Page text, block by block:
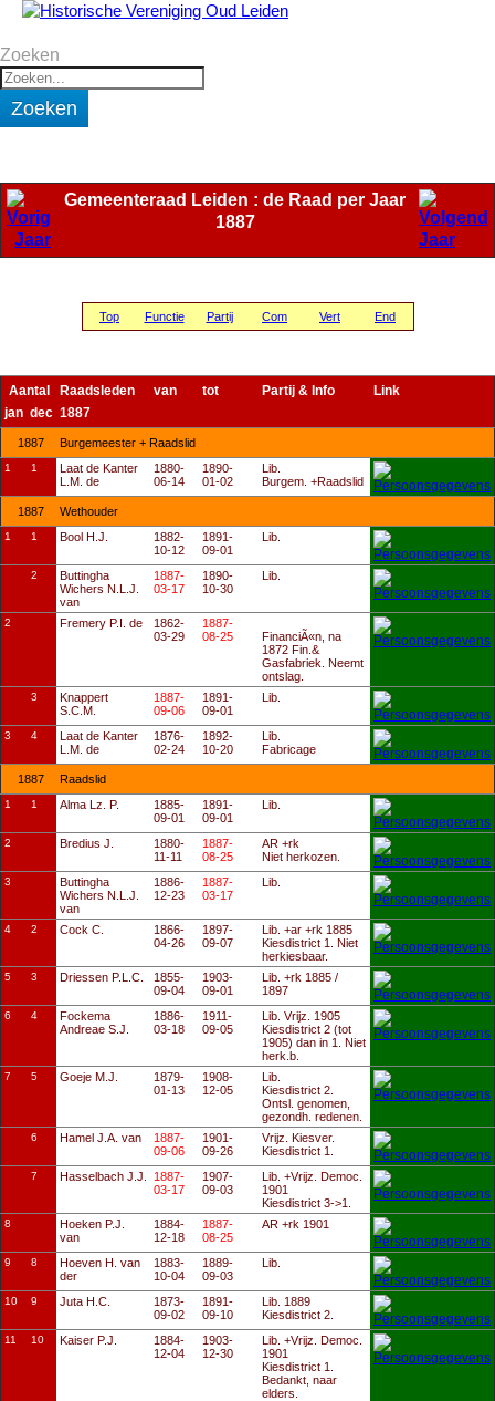
Zoeken
Zoeken
Gemeenteraad Leiden : de Raad per Jaar
1887
Top Functie Partij Com Vert End
Aantal
jan dec
Raadsleden
1887
van tot Partij & Info Link
1887 Burgemeester + Raadslid
1 1
Laat de Kanter
L.M. de
1880-
06-14
1890-
01-02
Lib.
Burgem. +Raadslid
1887 Wethouder
1 1 Bool H.J.
1882-
10-12
1891-
09-01
Lib.
2
Buttingha
Wichers N.L.J.
van
1887-
03-17
1890-
10-30
Lib.
2 Fremery P.I. de
1862-
03-29
1887-
08-25
FinanciÃ«n, na
1872 Fin.&
Gasfabriek. Neemt
ontslag.
3
Knappert
S.C.M.
1887-
09-06
1891-
09-01
Lib.
3 4
Laat de Kanter
L.M. de
1876-
02-24
1892-
10-20
Lib.
Fabricage
1887 Raadslid
1 1 Alma Lz. P.
1885-
09-01
1891-
09-01
Lib.
2 Bredius J.
1880-
11-11
1887-
08-25
AR +rk
Niet herkozen.
3
Buttingha
Wichers N.L.J.
van
1886-
12-23
1887-
03-17
Lib.
4 2 Cock C.
1866-
04-26
1897-
09-07
Lib. +ar +rk 1885
Kiesdistrict 1. Niet
herkiesbaar.
5 3 Driessen P.L.C.
1855-
09-04
1903-
09-01
Lib. +rk 1885 /
1897
6 4
Fockema
Andreae S.J.
1886-
03-18
1911-
09-05
Lib. Vrijz. 1905
Kiesdistrict 2 (tot
1905) dan in 1. Niet
herk.b.
7 5 Goeje M.J.
1879-
01-13
1908-
12-05
Lib.
Kiesdistrict 2.
Ontsl. genomen,
gezondh. redenen.
6 Hamel J.A. van
1887-
09-06
1901-
09-26
Vrijz. Kiesver.
Kiesdistrict 1.
7 Hasselbach J.J.
1887-
03-17
1907-
09-03
Lib. +Vrijz. Democ.
1901
Kiesdistrict 3->1.
8
Hoeken P.J.
van
1884-
12-18
1887-
08-25
AR +rk 1901
9 8
Hoeven H. van
der
1883-
10-04
1889-
09-03
Lib.
10 9 Juta H.C.
1873-
09-02
1891-
09-10
Lib. 1889
Kiesdistrict 2.
11 10 Kaiser P.J.
1884-
12-04
1903-
12-30
Lib. +Vrijz. Democ.
1901
Kiesdistrict 1.
Bedankt, naar
elders.